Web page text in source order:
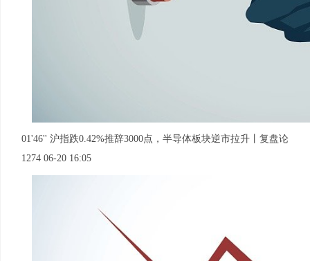
01'46'' 沪指跌0.42%推辞3000点，半导体板块逆市拉升丨复盘论
1274 06-20 16:05